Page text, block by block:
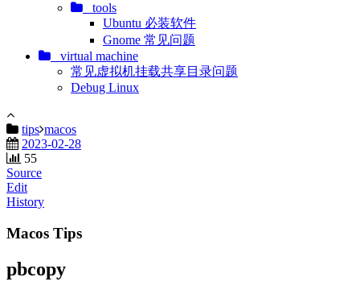
tools
Ubuntu 必装软件
Gnome 常见问题
virtual machine
常见虚拟机挂载共享目录问题
Debug Linux
tips macos
2023-02-28
55
Source
Edit
History
Macos Tips
pbcopy